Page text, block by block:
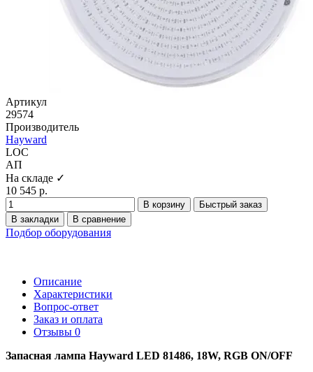
Артикул
29574
Производитель
Hayward
LOC
АП
На складе ✓
10 545 р.
В корзину
Быстрый заказ
В закладки
В сравнение
Подбор оборудования
Описание
Характеристики
Вопрос-ответ
Заказ и оплата
Отзывы 0
Запасная лампа Hayward LED 81486, 18W, RGB ON/OFF